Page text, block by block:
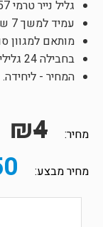
גליל נייר טרמי 57 מ"מ באיכות גבוהה.
עמיד למשך 7 שנים.
מותאם למגוון
בחבילה 24 גלילי נייר
המחיר - ליחידה.
מחיר: ₪4
מחיר מבצע: